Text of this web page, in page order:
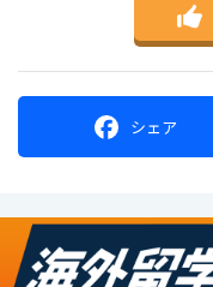
シェア